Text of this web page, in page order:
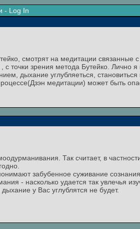
- Log In
смотрят на медитации
точки зрения метода Бутейко. Лично
дыхание углубляеться, становиться
медитации) может быть
Так считает, в
забубенное суживание
- насколько удается так увлечья
у Вас углублятся не будет.